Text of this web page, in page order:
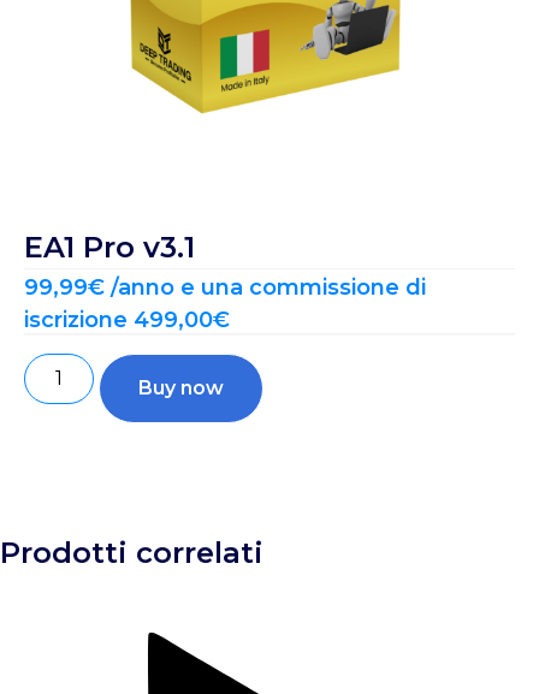
EA1 Pro v3.1
99,99€ /anno e una commissione di
iscrizione 499,00€
Buy now
Prodotti correlati